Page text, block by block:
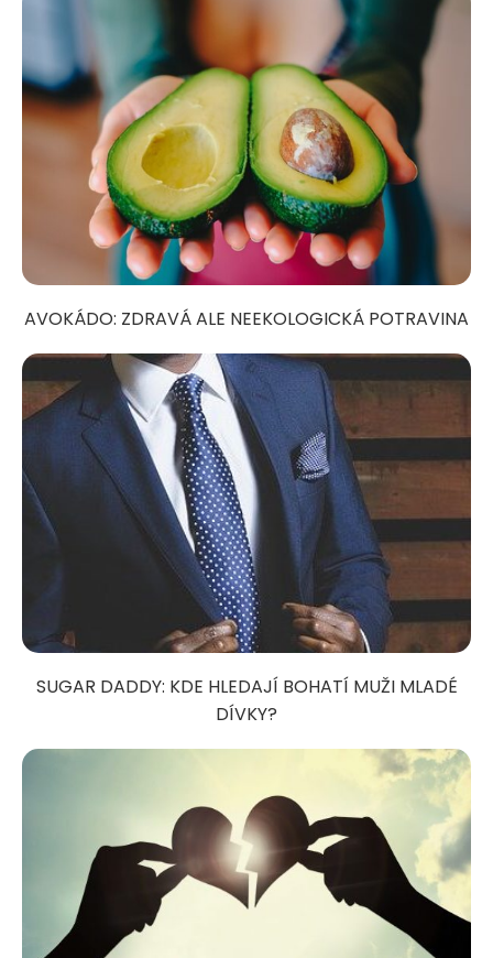
AVOKÁDO: ZDRAVÁ ALE NEEKOLOGICKÁ POTRAVINA
SUGAR DADDY: KDE HLEDAJÍ BOHATÍ MUŽI MLADÉ
DÍVKY?